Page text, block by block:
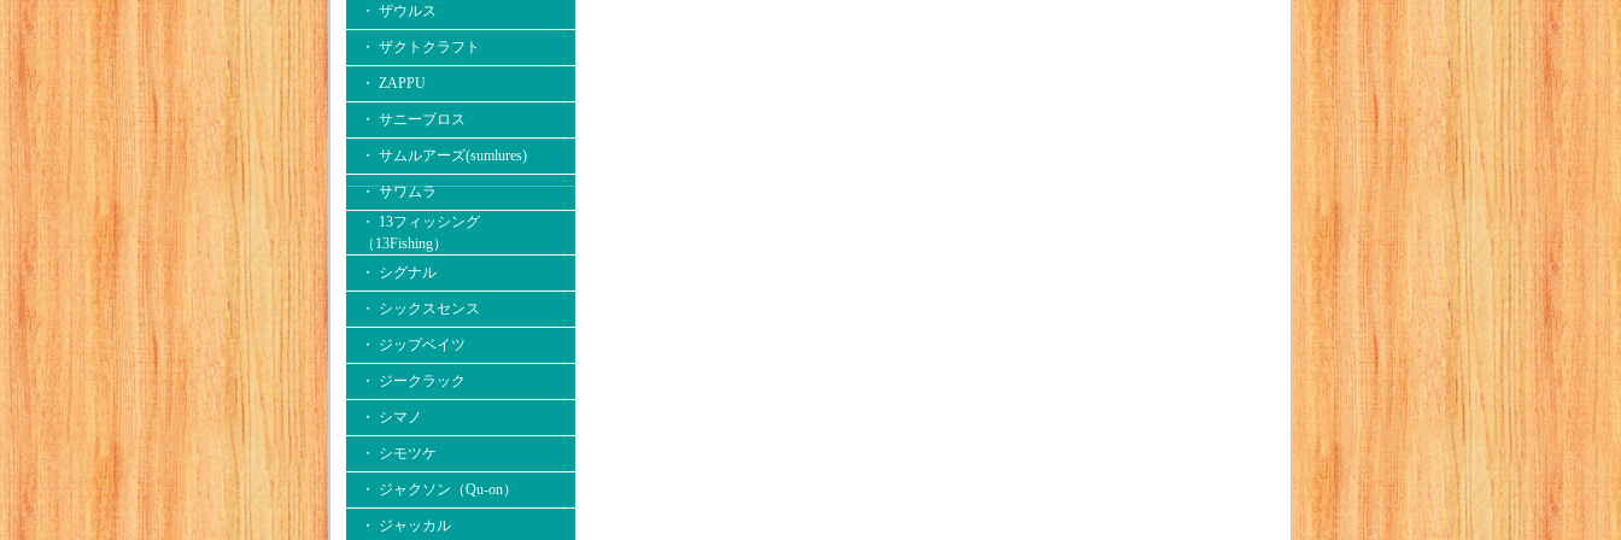
・ ザウルス
・ ザクトクラフト
・ ZAPPU
・ サニーブロス
・ サムルアーズ(sumlures)
・ サワムラ
・ 13フィッシング
（13Fishing）
・ シグナル
・ シックスセンス
・ ジップベイツ
・ ジークラック
・ シマノ
・ シモツケ
・ ジャクソン（Qu-on）
・ ジャッカル